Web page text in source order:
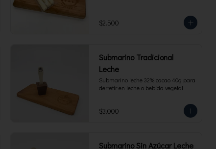
$2.500
Submarino Tradicional
Leche
Submarino leche 32% cacao 40g para
derretir en leche o bebida vegetal
$3.000
Submarino Sin Azúcar Leche